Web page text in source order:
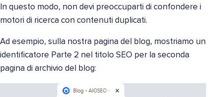
In questo modo, non devi preoccuparti di confondere i
motori di ricerca con contenuti duplicati.
Ad esempio, sulla nostra pagina del blog, mostriamo un
identificatore Parte 2 nel titolo SEO per la seconda
pagina di archivio del blog: